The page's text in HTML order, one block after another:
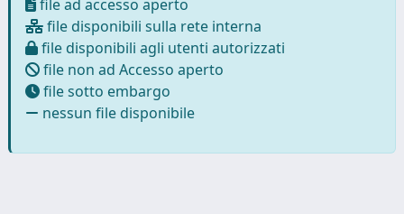
file ad accesso aperto
file disponibili sulla rete interna
file disponibili agli utenti autorizzati
file non ad Accesso aperto
file sotto embargo
nessun file disponibile